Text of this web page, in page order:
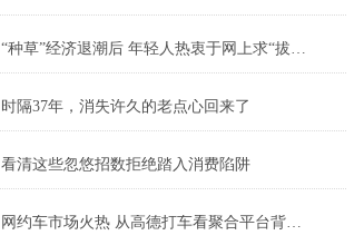
时隔37年，消失许久的老点心回来了
看清这些忽悠招数拒绝踏入消费陷阱
网约车市场火热 从高德打车看聚合平台背后的算盘